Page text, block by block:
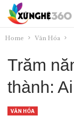
Home Văn Hóa
Trăm
thành:
VĂN HÓA